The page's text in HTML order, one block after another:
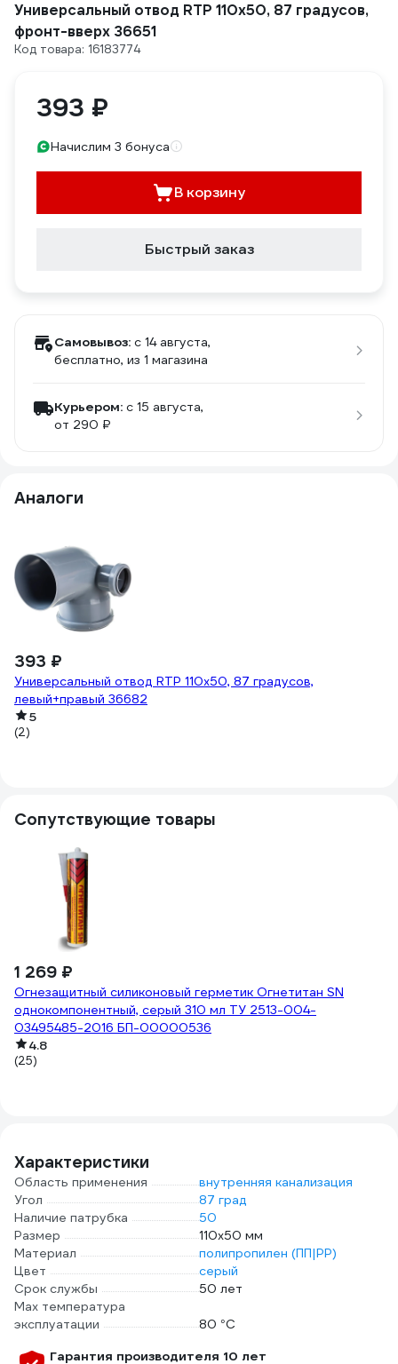
Универсальный отвод RTP 110х50, 87 градусов,
фронт-вверх 36651
Код товара: 16183774
393 ₽
Начислим 3 бонуса
В корзину
Быстрый заказ
Самовывоз: c 14 августа,
бесплатно, из 1 магазина
Курьером: c 15 августа,
от 290 ₽
Аналоги
393 ₽
Универсальный отвод RTP 110х50, 87 градусов,
левый+правый 36682
5
(2)
Сопутствующие товары
1 269 ₽
Огнезащитный силиконовый герметик Огнетитан SN
однокомпонентный, серый 310 мл ТУ 2513-004-
03495485-2016 БП-00000536
4.8
(25)
Характеристики
Область применения
внутренняя канализация
Угол
87 град
Наличие патрубка
50
Размер
110х50 мм
Материал
полипропилен (ПП|PP)
Цвет
серый
Срок службы
50 лет
Max температура
эксплуатации
80 °С
Гарантия производителя 10 лет